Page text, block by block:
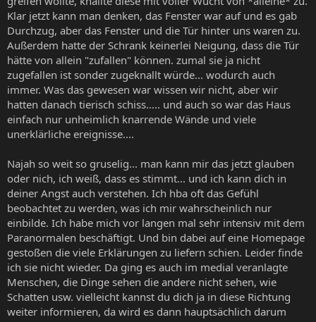
Klar jetzt kann man denken, das Fenster war auf und es gab
Durchzug, aber das Fenster und die Tür hinter uns waren zu.
Außerdem hatte der Schrank keinerlei Neigung, dass die Tür
hätte von allein "zufallen" können. zumal sie ja nicht
zugefallen ist sonder zugeknallt würde... wodurch auch
immer. Was das gewesen war wissen wir nicht, aber wir
hatten danach tierisch schiss..... und auch so war das Haus
einfach nur unheimlich knarrende Wände und viele
unerklärliche ereignisse....
Najah so weit so gruselig... man kann mir das jetzt glauben
oder nich, ich weiß, dass es stimmt... und ich kann dich in
deiner Angst auch verstehen. Ich hba oft das Gefühl
beobachtet zu werden, was ich mir wahrscheinlich nur
einbilde. Ich habe mich vor langen mal sehr intensiv mit dem
Paranormalen beschäftigt. Und bin dabei auf eine Homepage
gestoßen die viele Erklärungen zu liefern schien. Leider finde
ich sie nicht wieder. Da ging es auch im medial veranlagte
Menschen, die Dinge sehen die andere nicht sehen, wie
Schatten usw. vielleicht kannst du dich ja in diese Richtung
weiter informieren, da wird es dann hauptsächlich darum